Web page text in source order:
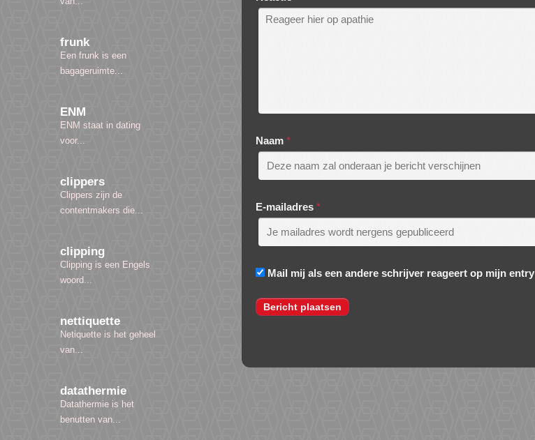
frunk
Een frunk is een
bagageruimte...
ENM
ENM staat in dating
voor...
clippers
Clippers zijn de
contentmakers die...
clipping
Clipping is een Engels
woord...
nettiquette
Netiquette is het geheel
van...
datathermie
Datathermie is het
benutten van...
Naam *
E-mailadres *
Mail mij als een andere schrijver reageert op mijn entry